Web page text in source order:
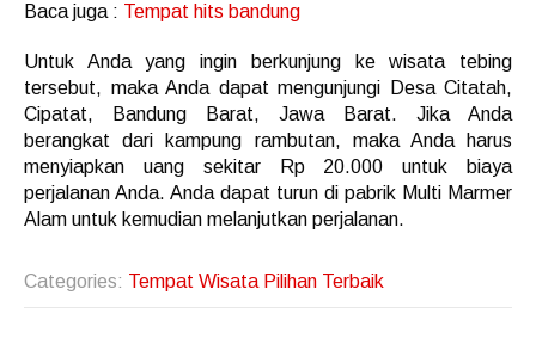
Baca juga : Tempat hits bandung
Untuk Anda yang ingin berkunjung ke wisata tebing
tersebut, maka Anda dapat mengunjungi Desa Citatah,
Cipatat, Bandung Barat, Jawa Barat. Jika Anda
berangkat dari kampung rambutan, maka Anda harus
menyiapkan uang sekitar Rp 20.000 untuk biaya
perjalanan Anda. Anda dapat turun di pabrik Multi Marmer
Alam untuk kemudian melanjutkan perjalanan.
Categories: Tempat Wisata Pilihan Terbaik